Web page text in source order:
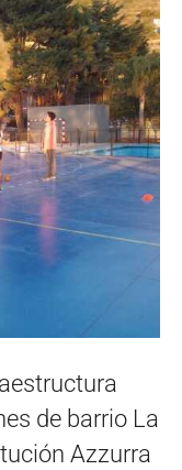
de barrio La
Azzurra